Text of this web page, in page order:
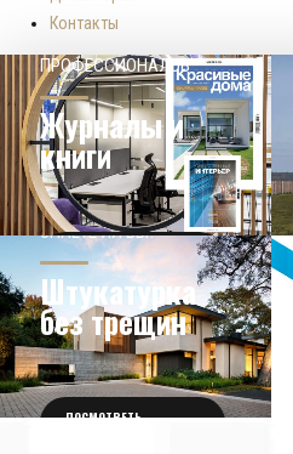
Контакты
СОВЕТЫ
ПРОФЕССИОНАЛОВ
Журналы и
книги
НОВОСТИ ИЗ МИРА
ДИЗАЙНА
ЗНАЕТЕ ЛИ ВЫ?
Штукатурка
без трещин
ПОСМОТРЕТЬ